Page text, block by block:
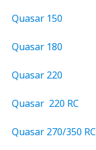
Quasar 150
Quasar 180
Quasar 220
Quasar 220 RC
Quasar 270/350 RC